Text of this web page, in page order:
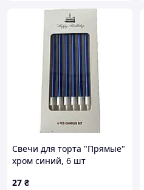
Свечи для торта "Прямые"
хром синий, 6 шт
27 ₴